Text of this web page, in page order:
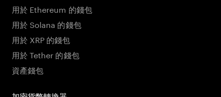
用於 Ethereum 的錢包
用於 Solana 的錢包
用於 XRP 的錢包
用於 Tether 的錢包
資產錢包